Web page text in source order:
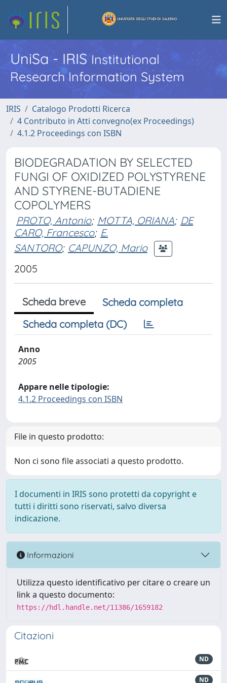
UniSa - IRISInstitutional
Research Information System
IRIS
Catalogo Prodotti Ricerca
4 Contributo in Atti convegno(ex Proceedings)
4.1.2 Proceedings con ISBN
BIODEGRADATION BY SELECTED
FUNGI OF OXIDIZED POLYSTYRENE
AND STYRENE-BUTADIENE
COPOLYMERS
PROTO, Antonio; MOTTA, ORIANA; DE
CARO, Francesco; E.
SANTORO; CAPUNZO, Mario
2005
Scheda breve
Scheda completa
Scheda completa (DC)
Anno
2005
Appare nelle tipologie:
4.1.2 Proceedings con ISBN
File in questo prodotto:
Non ci sono file associati a questo prodotto.
I documenti in IRIS sono protetti da copyright e
tutti i diritti sono riservati, salvo diversa
indicazione.
Informazioni
Utilizza questo identificativo per citare o creare un
link a questo documento:
https://hdl.handle.net/11386/1659182
Citazioni
ND
ND